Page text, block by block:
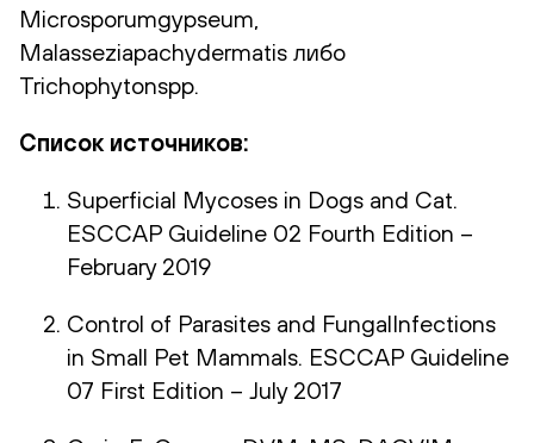
Microsporumgypseum,
Malasseziapachydermatis либо
Trichophytonspp.
Список источников:
Superficial Mycoses in Dogs and Cat.
ESCCAP Guideline 02 Fourth Edition –
February 2019
Control of Parasites and FungalInfections
in Small Pet Mammals. ESCCAP Guideline
07 First Edition – July 2017